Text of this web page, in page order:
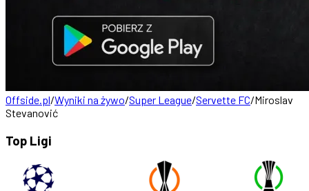
Offside.pl/Wyniki na żywo/Super League/Servette FC/Miroslav
Stevanović
Top Ligi